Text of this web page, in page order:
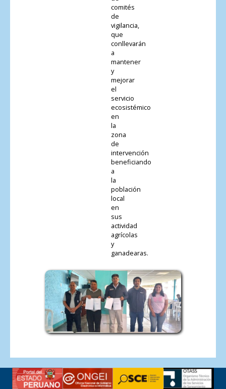
comités
de
vigilancia,
que
conllevarán
a
mantener
y
mejorar
el
servicio
ecosistémico
en
la
zona
de
intervención
beneficiando
a
la
población
local
en
sus
actividad
agrícolas
y
ganadearas.